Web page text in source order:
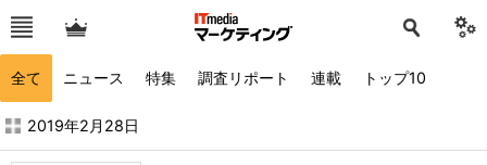
全て ニュース 特集 調査リポート 連載 トップ10
2019年2月の記事一覧 - ITmedia マーケティング
2019年2月28日